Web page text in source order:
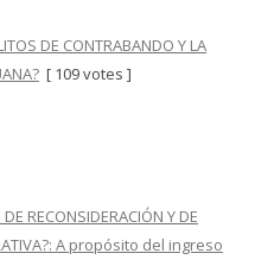
DE CONTRABANDO Y LA
[ 109 votes ]
RECONSIDERACIÓN Y DE
A propósito del ingreso